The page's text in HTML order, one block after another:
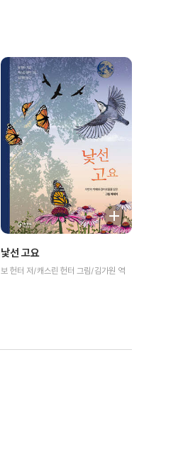
낯선 고요
보 헌터 저/캐스린 헌터 그림/김가원 역